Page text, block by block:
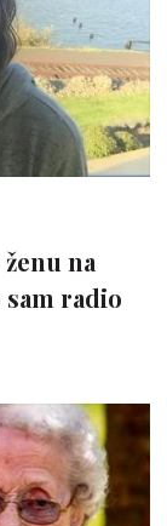
na
radio